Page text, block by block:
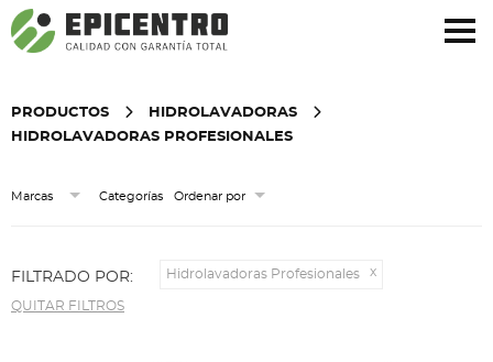
¿Olvidó su contraseña?Regístrese aquí
PRODUCTOS
HIDROLAVADORAS
HIDROLAVADORAS PROFESIONALES
Marcas Categorías Ordenar por
FILTRADO POR: Hidrolavadoras Profesionales
QUITAR FILTROS